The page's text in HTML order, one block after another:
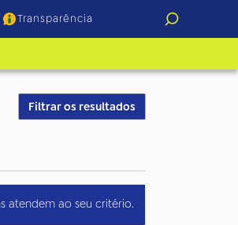
Transparência
Filtrar os resultados
atendem ao seu critério.